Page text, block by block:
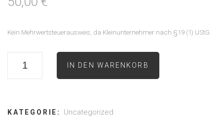
Kein Mehrwertsteuerausweis, da Kleinunternehmer nach §19 (1) UStG.
IN DEN WARENKORB
KATEGORIE: Uncategorized